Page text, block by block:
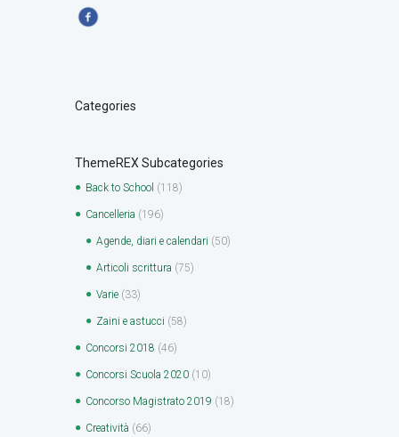
Categories
ThemeREX Subcategories
Back to School (118)
Cancelleria (196)
Agende, diari e calendari (50)
Articoli scrittura (75)
Varie (33)
Zaini e astucci (58)
Concorsi 2018 (46)
Concorsi Scuola 2020 (10)
Concorso Magistrato 2019 (18)
Creatività (66)